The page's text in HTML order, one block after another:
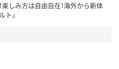
しみ方は自由自在！海外から新体
ト」